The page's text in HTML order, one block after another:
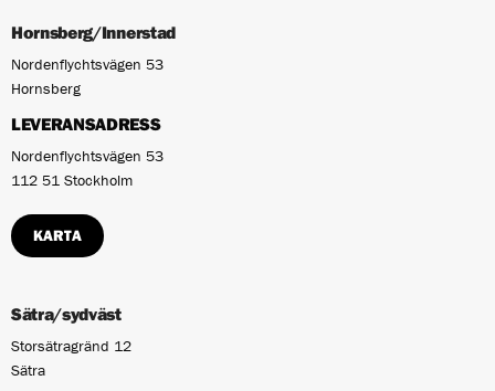
Hornsberg/Innerstad
Nordenflychtsvägen 53
Hornsberg
LEVERANSADRESS
Nordenflychtsvägen 53
112 51 Stockholm
KARTA
Sätra/sydväst
Storsätragränd 12
Sätra